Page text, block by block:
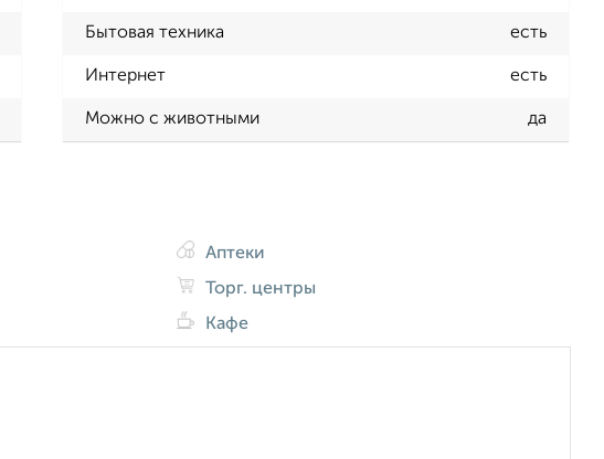
Бытовая техника есть
Интернет есть
Можно с животными да
Аптеки
Торг. центры
Кафе